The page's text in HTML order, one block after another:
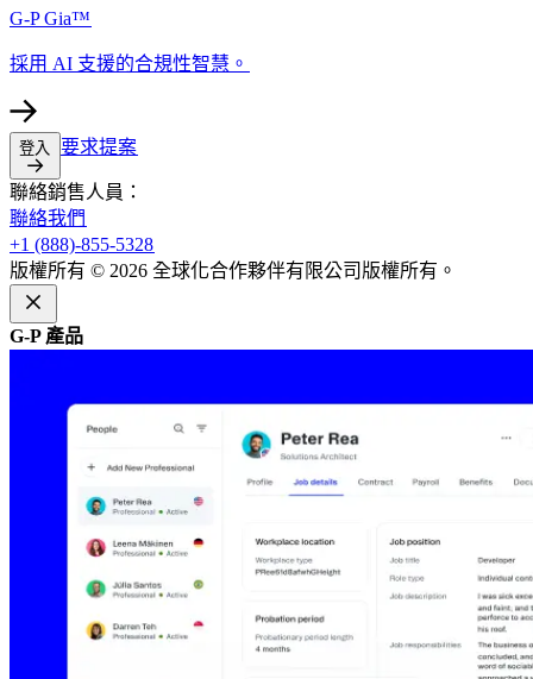
G-P Gia™​​
採用 AI 支援的合規性智慧。​​
登入​​ 要求提案​​
聯絡銷售人員：​​
聯絡我們​​
+1 (888)-855-5328​​
版權所有 © 2026 全球化合作夥伴有限公司版權所有。​​
G-P 產品​​